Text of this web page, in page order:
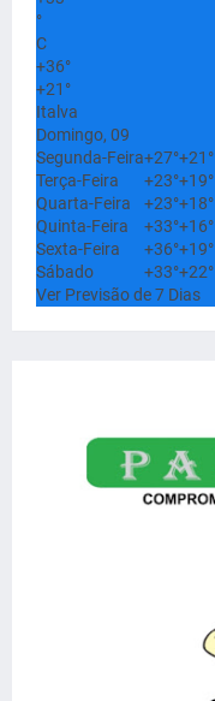
°
C
+36°
+21°
Italva
Domingo, 09
Segunda-Feira+27°+21°
Terça-Feira
+23°+19°
Quarta-Feira
+23°+18°
Quinta-Feira
+33°+16°
Sexta-Feira
+36°+19°
Sábado
+33°+22°
Ver Previsão de 7 Dias